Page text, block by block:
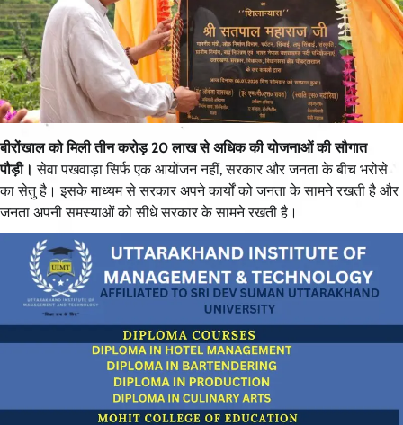
बीरोंखाल को मिली तीन करोड़ 20 लाख से अधिक की योजनाओं की सौगात
पौड़ी। सेवा पखवाड़ा सिर्फ एक आयोजन नहीं, सरकार और जनता के बीच भरोसे
का सेतु है। इसके माध्यम से सरकार अपने कार्यों को जनता के सामने रखती है और
जनता अपनी समस्याओं को सीधे सरकार के सामने रखती है।